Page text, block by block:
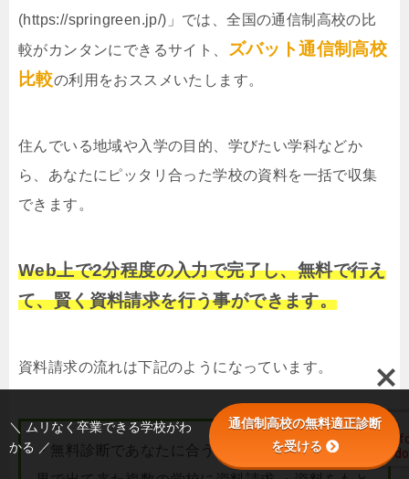
(https://springreen.jp/)」では、全国の通信制高校の比
較がカンタンにできるサイト、
ズバット通信制高校
比較の利用をおススメいたします。
住んでいる地域や入学の目的、学びたい学科などか
ら、あなたにピッタリ合った学校の資料を一括で収集
できます。
Web上で2分程度の入力で完了し、無料で行え
て、賢く資料請求を行う事ができます。
資料請求の流れは下記のようになっています。
・無料診断であなたに合う学校を調べる ・診断結
＼ ムリなく卒業できる学校がわ
かる ／
通信制高校の無料適正診断
を受ける